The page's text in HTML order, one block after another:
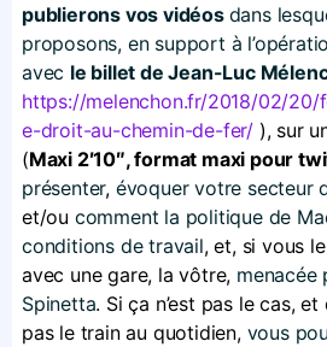
publierons vos vidéos dans
proposons, en support à
avec le billet de Jean-Luc
https://​melenchon​.fr/​2​0​1​8​/​0​2​/​
e​-​d​r​o​i​t​-​a​u​-​c​h​e​m​i​n​-​d​e​-​f​er/ ), sur
(Maxi 2′10″, format maxi pour
présenter, évoquer votre secteur
et/ou comment la politique de
conditions de travail, et, si vous
avec une gare, la vôtre, menacée
Spinetta. Si ça n’est pas le cas, et
pas le train au quotidien, vous